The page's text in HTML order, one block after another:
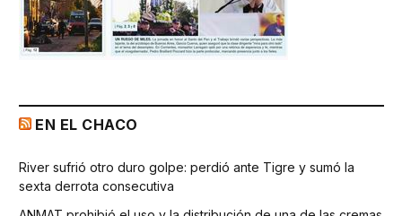
EN EL CHACO
River sufrió otro duro golpe: perdió ante Tigre y sumó la
sexta derrota consecutiva